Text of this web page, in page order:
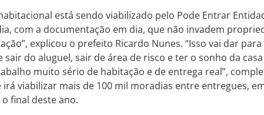
está sendo viabilizado pelo Pode Entrar
com a documentação em dia, que não invadem
explicou o prefeito Ricardo Nunes. “Isso vai dar
sair do aluguel, sair de área de risco e ter o sonho da
muito sério de habitação e de entrega real”,
irá viabilizar mais de 100 mil moradias entre entregues,
final deste ano.